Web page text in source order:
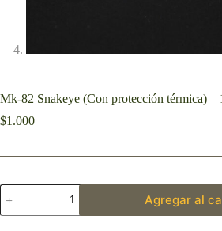
Mk-82 Snakeye (Con protección térmica) –
$1.000
Agregar al